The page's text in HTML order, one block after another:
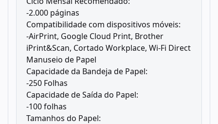
-2.000 páginas
Compatibilidade com dispositivos móveis:
-AirPrint, Google Cloud Print, Brother
iPrint&Scan, Cortado Workplace, Wi-Fi Direct
Manuseio de Papel
Capacidade da Bandeja de Papel:
-250 Folhas
Capacidade de Saída do Papel:
-100 folhas
Tamanhos do Papel: